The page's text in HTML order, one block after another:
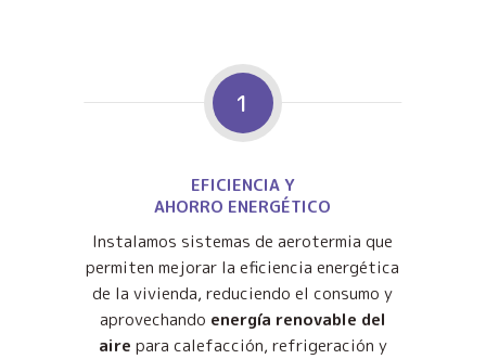
1
EFICIENCIA Y
AHORRO ENERGÉTICO
Instalamos sistemas de aerotermia que
permiten mejorar la eficiencia energética
de la vivienda, reduciendo el consumo y
aprovechando energía renovable del
aire para calefacción, refrigeración y